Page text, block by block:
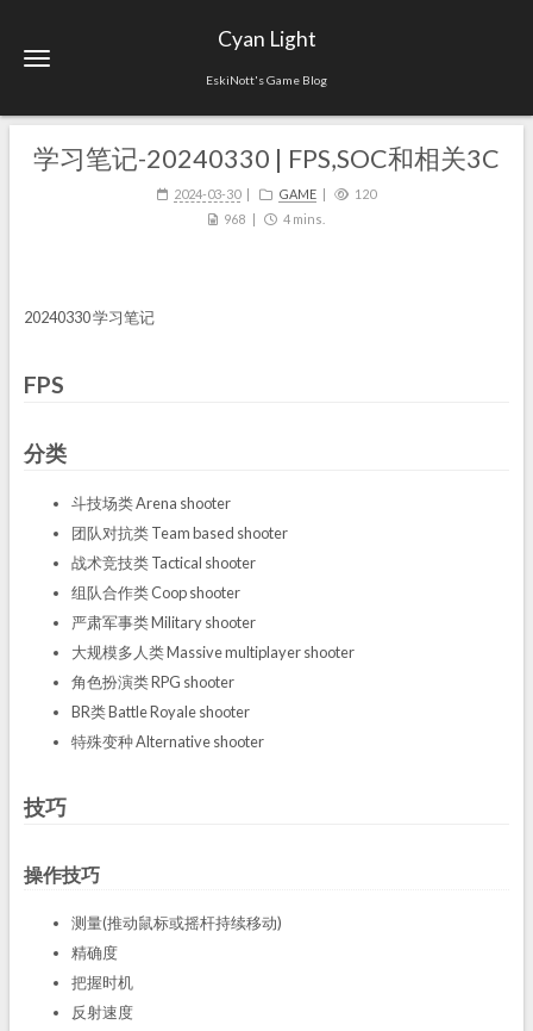
Cyan Light
EskiNott's Game Blog
学习笔记-20240330 | FPS,SOC和相关3C
2024-03-30 GAME
120
968
4 mins.
20240330 学习笔记
FPS
分类
斗技场类 Arena shooter
团队对抗类 Team based shooter
战术竞技类 Tactical shooter
组队合作类 Coop shooter
严肃军事类 Military shooter
大规模多人类 Massive multiplayer shooter
角色扮演类 RPG shooter
BR类 Battle Royale shooter
特殊变种 Alternative shooter
技巧
操作技巧
测量(推动鼠标或摇杆持续移动)
精确度
把握时机
反射速度